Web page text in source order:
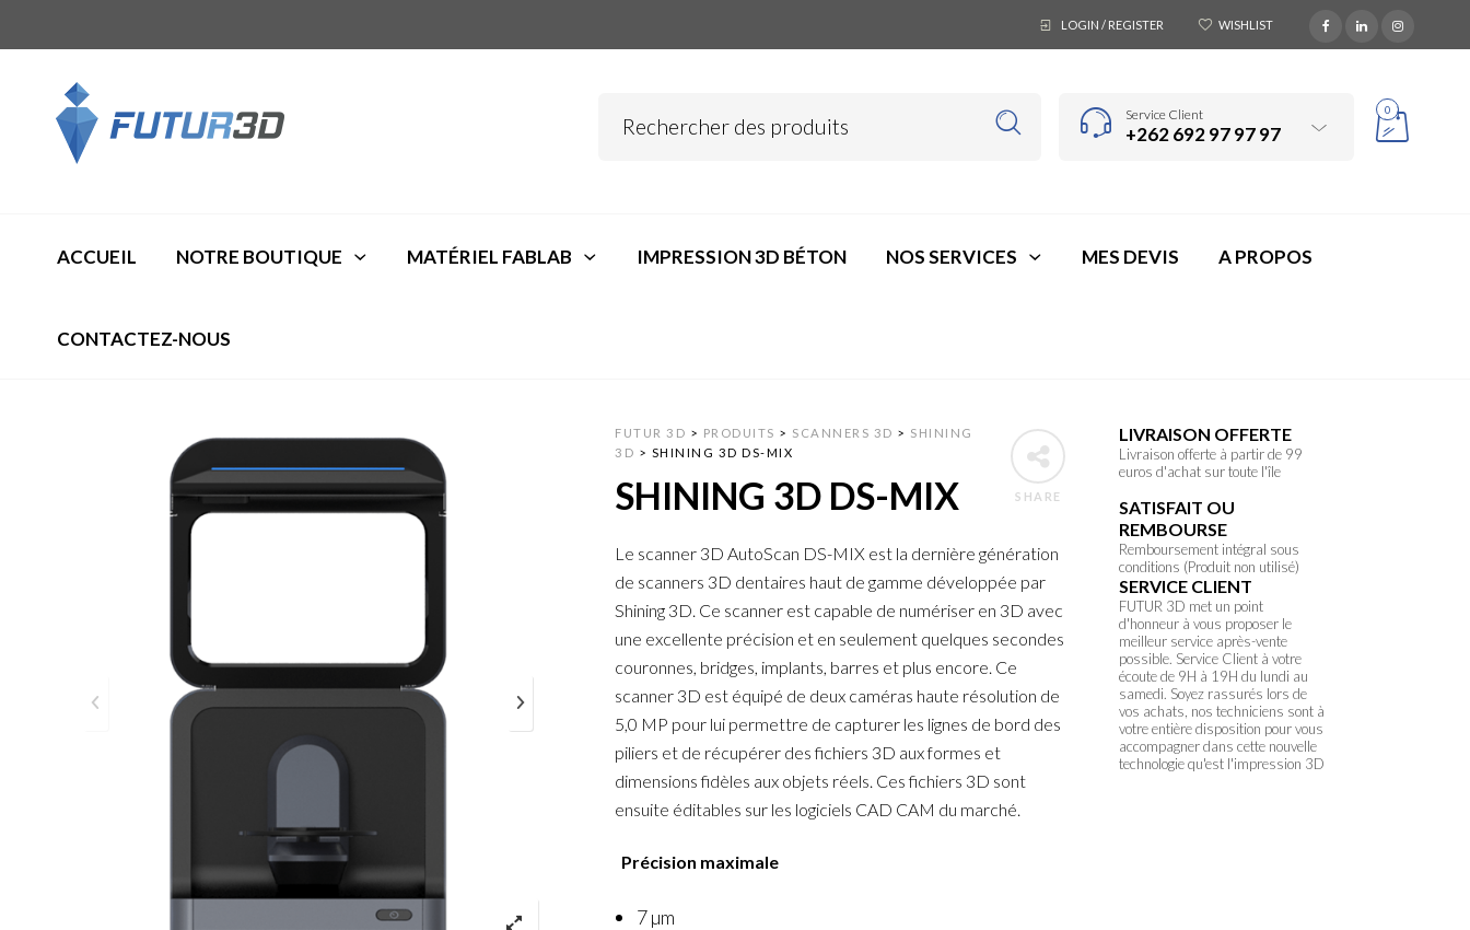
LOGIN / REGISTER WISHLIST
Service Client
+262 692 97 97 97
0
ACCUEIL NOTRE BOUTIQUE MATÉRIEL FABLAB IMPRESSION 3D BÉTON NOS SERVICES MES DEVIS A PROPOS
CONTACTEZ-NOUS
LIVRAISON OFFERTE
Livraison offerte à partir de 99
euros d'achat sur toute l'île
SATISFAIT OU
REMBOURSE
Remboursement intégral sous
conditions (Produit non utilisé)
SERVICE CLIENT
FUTUR 3D met un point
d'honneur à vous proposer le
meilleur service après-vente
possible. Service Client à votre
écoute de 9H à 19H du lundi au
samedi. Soyez rassurés lors de
vos achats, nos techniciens sont à
votre entière disposition pour vous
accompagner dans cette nouvelle
technologie qu'est l'impression 3D
SHARE
FUTUR 3D > PRODUITS > SCANNERS 3D > SHINING
3D > SHINING 3D DS-MIX
SHINING 3D DS-MIX
Le scanner 3D AutoScan DS-MIX est la dernière génération
de scanners 3D dentaires haut de gamme développée par
Shining 3D. Ce scanner est capable de numériser en 3D avec
une excellente précision et en seulement quelques secondes
couronnes, bridges, implants, barres et plus encore. Ce
scanner 3D est équipé de deux caméras haute résolution de
5,0 MP pour lui permettre de capturer les lignes de bord des
piliers et de récupérer des fichiers 3D aux formes et
dimensions fidèles aux objets réels. Ces fichiers 3D sont
ensuite éditables sur les logiciels CAD CAM du marché.
Précision maximale
7 µm